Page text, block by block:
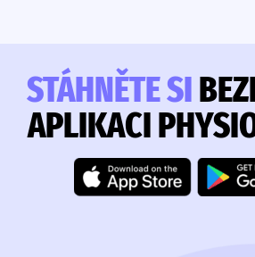
STÁHNĚTE SI
APLIKACI